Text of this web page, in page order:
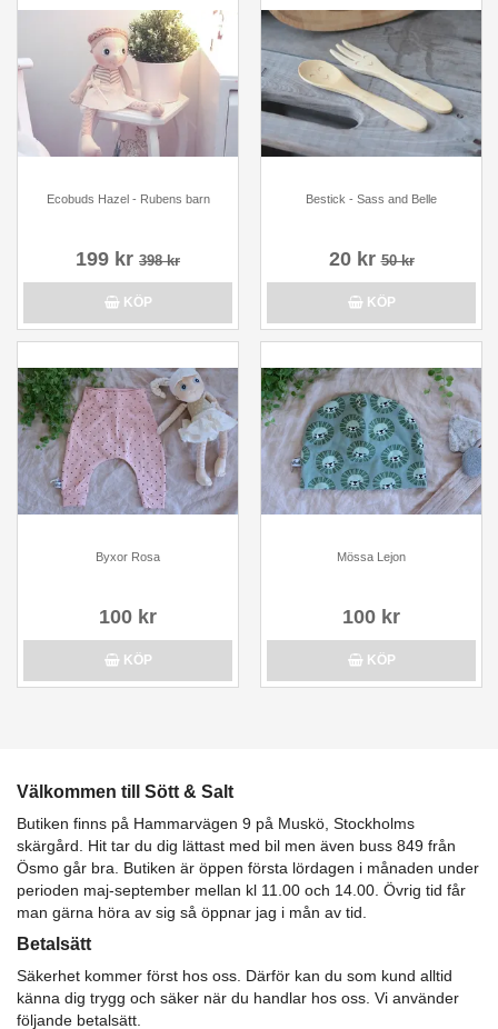
Ecobuds Hazel - Rubens barn
199 kr 398 kr
KÖP
Bestick - Sass and Belle
20 kr50 kr
KÖP
Byxor Rosa
100 kr
KÖP
Mössa Lejon
100 kr
KÖP
Välkommen till Sött & Salt
Butiken finns på Hammarvägen 9 på Muskö, Stockholms
skärgård. Hit tar du dig lättast med bil men även buss 849 från
Ösmo går bra. Butiken är öppen första lördagen i månaden under
perioden maj-september mellan kl 11.00 och 14.00. Övrig tid får
man gärna höra av sig så öppnar jag i mån av tid.
Betalsätt
Säkerhet kommer först hos oss. Därför kan du som kund alltid
känna dig trygg och säker när du handlar hos oss. Vi använder
följande betalsätt.